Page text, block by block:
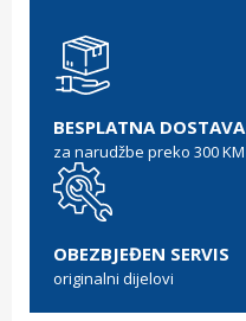
BESPLATNA DOSTAVA
za narudžbe preko 300 KM
OBEZBJEĐEN SERVIS
originalni dijelovi